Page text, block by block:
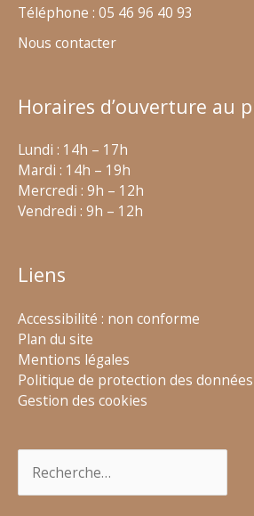
Téléphone : 05 46 96 40 93
Nous contacter
Horaires d’ouverture au
Lundi : 14h – 17h
Mardi : 14h – 19h
Mercredi : 9h – 12h
Vendredi : 9h – 12h
Liens
Accessibilité : non conforme
Plan du site
Mentions légales
Politique de protection des données
Gestion des cookies